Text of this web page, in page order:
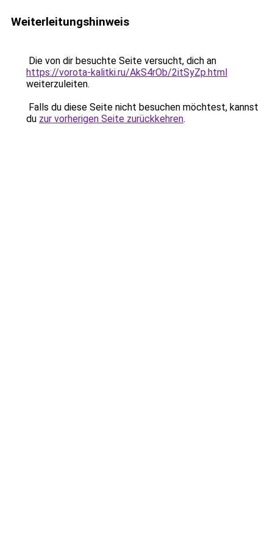
Weiterleitungshinweis
Die von dir besuchte Seite versucht, dich an
https://vorota-kalitki.ru/AkS4rOb/2itSyZp.html
weiterzuleiten.
Falls du diese Seite nicht besuchen möchtest, kannst
du zur vorherigen Seite zurückkehren.